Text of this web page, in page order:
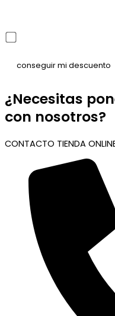
¿Necesitas
con nosotros?
CONTACTO TIENDA